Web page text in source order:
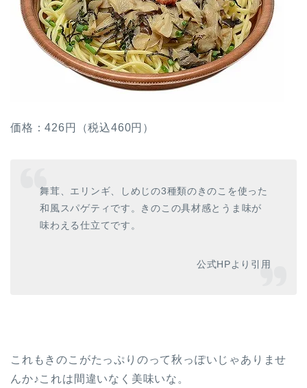
価格：426円（税込460円）
舞茸、エリンギ、しめじの3種類のきのこを使った
和風スパゲティです。きのこの具材感とうま味が
味わえる仕立てです。
公式HPより引用
これもきのこがたっぷりのって秋っぽいじゃありませ
んか♪これは間違いなく美味いな。